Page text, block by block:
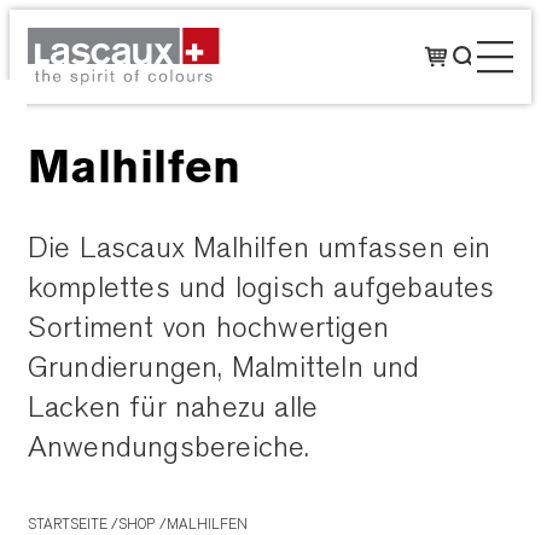
Malhilfen
Die Lascaux Malhilfen umfassen ein
komplettes und logisch aufgebautes
Sortiment von hochwertigen
Grundierungen, Malmitteln und
Lacken für nahezu alle
Anwendungsbereiche.
STARTSEITE SHOP MALHILFEN